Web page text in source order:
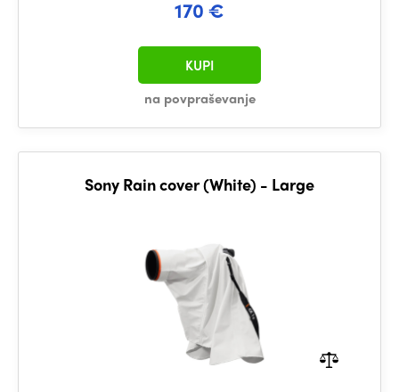
170 €
na povpraševanje
KUPI
Sony Rain cover (White) - Large